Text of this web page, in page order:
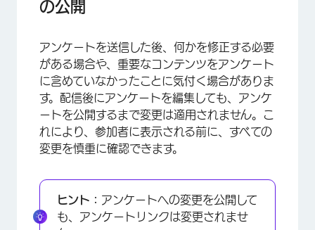
×
の公開
アンケートを送信した後、何かを修正する必要
がある場合や、重要なコンテンツをアンケート
に含めていなかったことに気付く場合がありま
す。配信後にアンケートを編集しても、アンケ
ートを公開するまで変更は適用されません。こ
れにより、参加者に表示される前に、すべての
変更を慎重に確認できます。
ヒント： アンケートへの変更を公開して
も、アンケートリンクは変更されませ